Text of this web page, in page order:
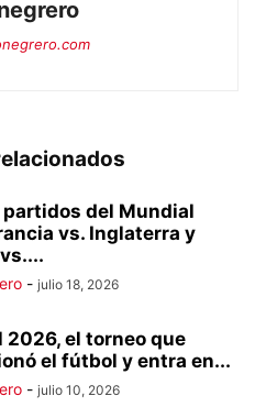
del Mundial
vs. Inglaterra y
- julio 18, 2026
2026, el torneo que
el fútbol y entra en...
- julio 10, 2026